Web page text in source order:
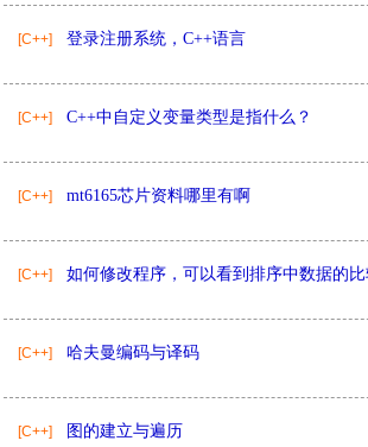
[C++] 登录注册系统，C++语言
[C++] C++中自定义变量类型是指什么？
[C++] mt6165芯片资料哪里有啊
[C++] 如何修改程序，可以看到排序中数据的
[C++] 哈夫曼编码与译码
[C++] 图的建立与遍历